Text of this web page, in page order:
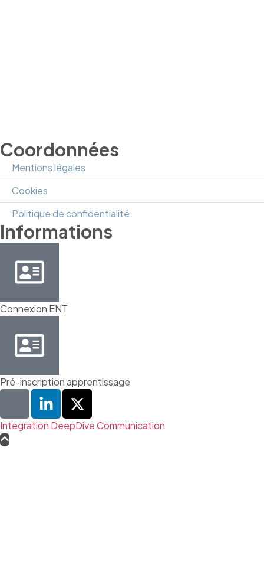
Coordonnées
Mentions légales
Cookies
Politique de confidentialité
Informations
Connexion ENT
Pré-inscription apprentissage
Integration DeepDive Communication